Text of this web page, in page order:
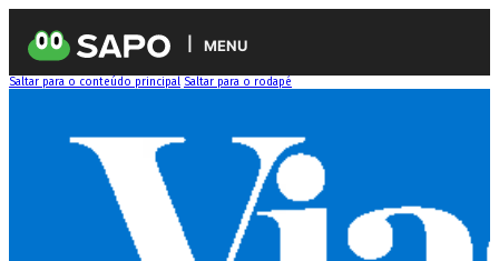
MENU
Saltar para o conteúdo principal Saltar para o rodapé